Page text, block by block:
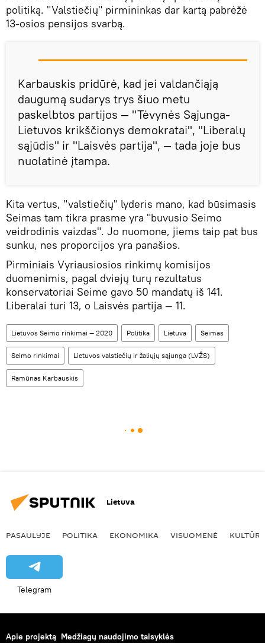
politiką. "Valstiečių" pirmininkas dar kartą pabrėžė
13-osios pensijos svarbą.
Karbauskis pridūrė, kad jei valdančiąją
daugumą sudarys trys šiuo metu
paskelbtos partijos — "Tėvynės Sąjunga-
Lietuvos krikščionys demokratai", "Liberalų
sąjūdis" ir "Laisvės partija", — tada joje bus
nuolatinė įtampa.
Kita vertus, "valstiečių" lyderis mano, kad būsimasis
Seimas tam tikra prasme yra "buvusio Seimo
veidrodinis vaizdas". Jo nuomone, jiems taip pat bus
sunku, nes proporcijos yra panašios.
Pirminiais Vyriausiosios rinkimų komisijos
duomenimis, pagal dviejų turų rezultatus
konservatoriai Seime gavo 50 mandatų iš 141.
Liberalai turi 13, o Laisvės partija — 11.
Lietuvos Seimo rinkimai — 2020 Politika Lietuva Seimas
Seimo rinkimai Lietuvos valstiečių ir žaliųjų sąjunga (LVŽS)
Ramūnas Karbauskis
Lietuva
PASAULYJE POLITIKA EKONOMIKA VISUOMENĖ KULTŪRA
Telegram
Apie projektą Medžiagų naudojimo taisyklės